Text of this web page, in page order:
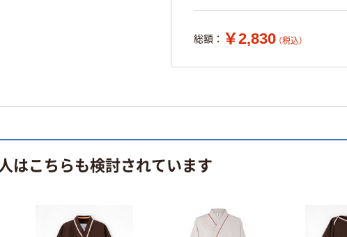
総額： ￥2,830 （税込）
はこちらも検討されています